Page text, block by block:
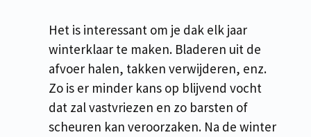
Het is interessant om je dak elk jaar
winterklaar te maken. Bladeren uit de
afvoer halen, takken verwijderen, enz.
Zo is er minder kans op blijvend vocht
dat zal vastvriezen en zo barsten of
scheuren kan veroorzaken. Na de winter